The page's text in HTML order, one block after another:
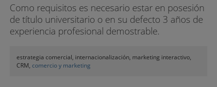
Como requisitos es necesario estar en posesión
de título universitario o en su defecto 3 años de
experiencia profesional demostrable.
estrategia comercial, internacionalización, marketing interactivo,
CRM, comercio y marketing